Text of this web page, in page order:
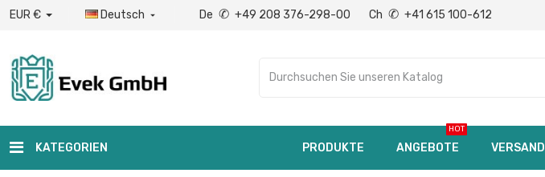
EUR € Deutsch  De ✆ +49 208 376-298-00 Ch ✆ +41 615 100-612
KATEGORIEN PRODUKTE ANGEBOTE
HOT
VERSAND